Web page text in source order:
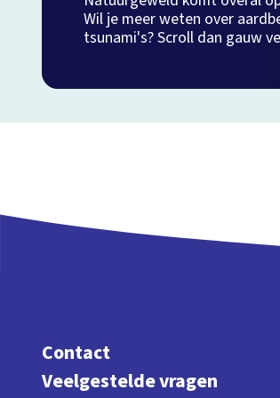
Wil je meer weten over
tsunami's? Scroll dan gauw
Contact
Veelgestelde vragen